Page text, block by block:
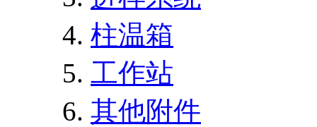
柱温箱
工作站
其他附件